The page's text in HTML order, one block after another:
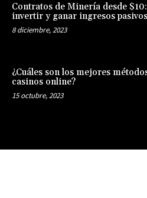
Contratos de Minería desde
invertir y ganar ingresos pasivos
8 diciembre, 2023
¿Cuáles son los mejores
casinos online?
15 octubre, 2023